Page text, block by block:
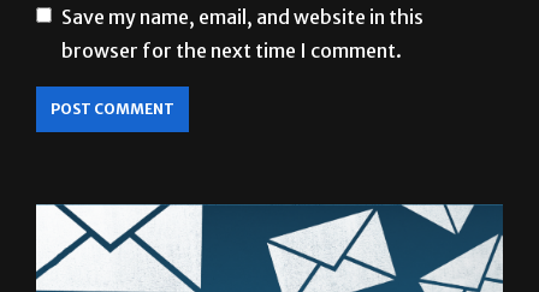
Save my name, email, and website in this
browser for the next time I comment.